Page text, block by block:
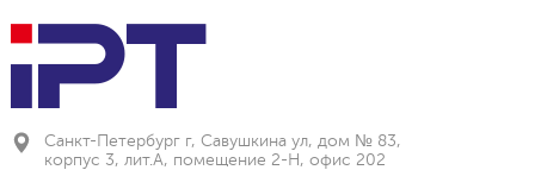
Санкт-Петербург г, Савушкина ул, дом № 83,
корпус 3, лит.А, помещение 2-Н, офис 202